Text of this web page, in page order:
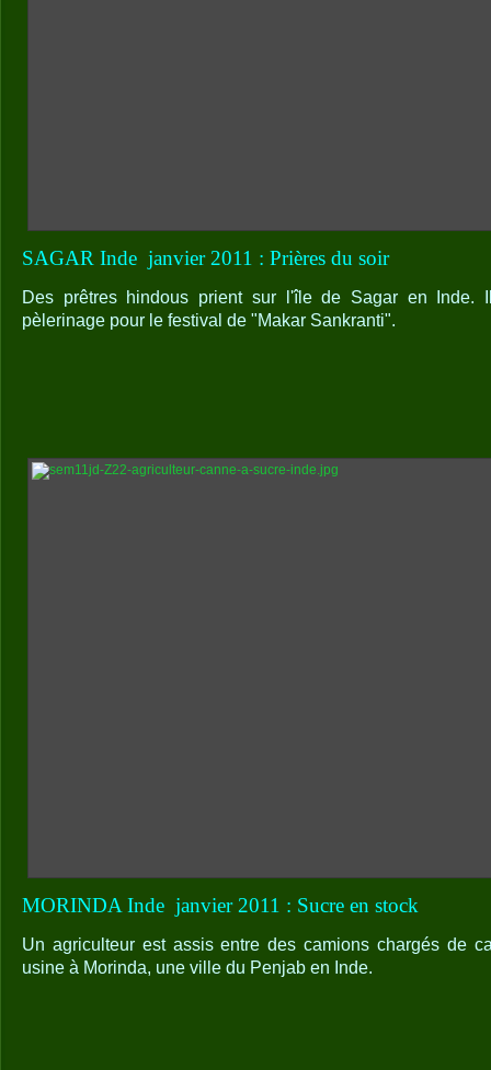
SAGAR Inde janvier 2011 : Prières du soir
Des prêtres hindous prient sur l'île de Sagar en Inde.
pèlerinage pour le festival de "Makar Sankranti".
MORINDA Inde janvier 2011 : Sucre en stock
Un agriculteur est assis entre des camions chargés de
usine à Morinda, une ville du Penjab en Inde.